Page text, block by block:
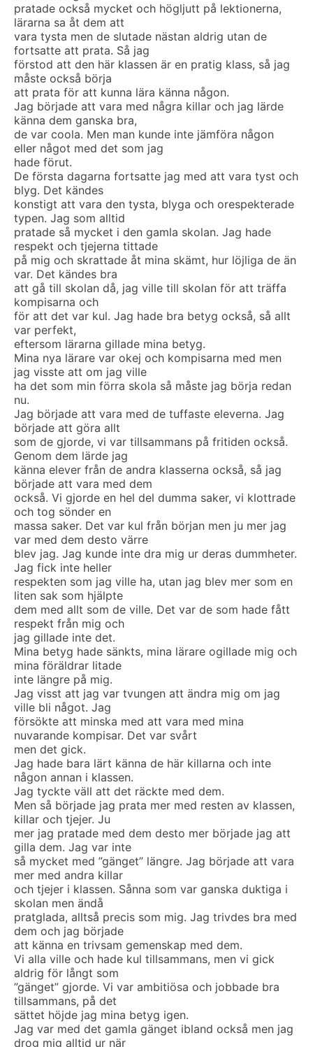
pratade också mycket och högljutt på lektionerna,
lärarna sa åt dem att
vara tysta men de slutade nästan aldrig utan de
fortsatte att prata. Så jag
förstod att den här klassen är en pratig klass, så jag
måste också börja
att prata för att kunna lära känna någon.
Jag började att vara med några killar och jag lärde
känna dem ganska bra,
de var coola. Men man kunde inte jämföra någon
eller något med det som jag
hade förut.
De första dagarna fortsatte jag med att vara tyst och
blyg. Det kändes
konstigt att vara den tysta, blyga och orespekterade
typen. Jag som alltid
pratade så mycket i den gamla skolan. Jag hade
respekt och tjejerna tittade
på mig och skrattade åt mina skämt, hur löjliga de än
var. Det kändes bra
att gå till skolan då, jag ville till skolan för att träffa
kompisarna och
för att det var kul. Jag hade bra betyg också, så allt
var perfekt,
eftersom lärarna gillade mina betyg.
Mina nya lärare var okej och kompisarna med men
jag visste att om jag ville
ha det som min förra skola så måste jag börja redan
nu.
Jag började att vara med de tuffaste eleverna. Jag
började att göra allt
som de gjorde, vi var tillsammans på fritiden också.
Genom dem lärde jag
känna elever från de andra klasserna också, så jag
började att vara med dem
också. Vi gjorde en hel del dumma saker, vi klottrade
och tog sönder en
massa saker. Det var kul från början men ju mer jag
var med dem desto värre
blev jag. Jag kunde inte dra mig ur deras dummheter.
Jag fick inte heller
respekten som jag ville ha, utan jag blev mer som en
liten sak som hjälpte
dem med allt som de ville. Det var de som hade fått
respekt från mig och
jag gillade inte det.
Mina betyg hade sänkts, mina lärare ogillade mig och
mina föräldrar litade
inte längre på mig.
Jag visst att jag var tvungen att ändra mig om jag
ville bli något. Jag
försökte att minska med att vara med mina
nuvarande kompisar. Det var svårt
men det gick.
Jag hade bara lärt känna de här killarna och inte
någon annan i klassen.
Jag tyckte väll att det räckte med dem.
Men så började jag prata mer med resten av klassen,
killar och tjejer. Ju
mer jag pratade med dem desto mer började jag att
gilla dem. Jag var inte
så mycket med ”gänget” längre. Jag började att vara
mer med andra killar
och tjejer i klassen. Sånna som var ganska duktiga i
skolan men ändå
pratglada, alltså precis som mig. Jag trivdes bra med
dem och jag började
att känna en trivsam gemenskap med dem.
Vi alla ville och hade kul tillsammans, men vi gick
aldrig för långt som
”gänget” gjorde. Vi var ambitiösa och jobbade bra
tillsammans, på det
sättet höjde jag mina betyg igen.
Jag var med det gamla gänget ibland också men jag
drog mig alltid ur när